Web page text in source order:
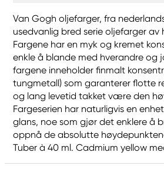
Van Gogh oljefarger, fra
usedvanlig bred serie oljefarger av
Fargene har en myk og kremet
enkle å blande med hverandre og
fargene inneholder finmalt
tungmetall) som garanterer flotte
og lang levetid takket være den
Fargeserien har naturligvis en
glans, noe som gjør det enklere å
oppnå de absolutte
Tuber à 40 ml. Cadmium yellow